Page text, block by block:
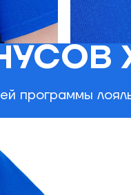
программы